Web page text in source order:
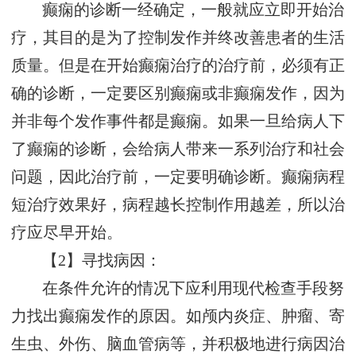
癫痫的诊断一经确定，一般就应立即开始治
疗，其目的是为了控制发作并终改善患者的生活
质量。但是在开始癫痫治疗的治疗前，必须有正
确的诊断，一定要区别癫痫或非癫痫发作，因为
并非每个发作事件都是癫痫。如果一旦给病人下
了癫痫的诊断，会给病人带来一系列治疗和社会
问题，因此治疗前，一定要明确诊断。癫痫病程
短治疗效果好，病程越长控制作用越差，所以治
疗应尽早开始。
【2】寻找病因：
在条件允许的情况下应利用现代检查手段努
力找出癫痫发作的原因。如颅内炎症、肿瘤、寄
生虫、外伤、脑血管病等，并积极地进行病因治